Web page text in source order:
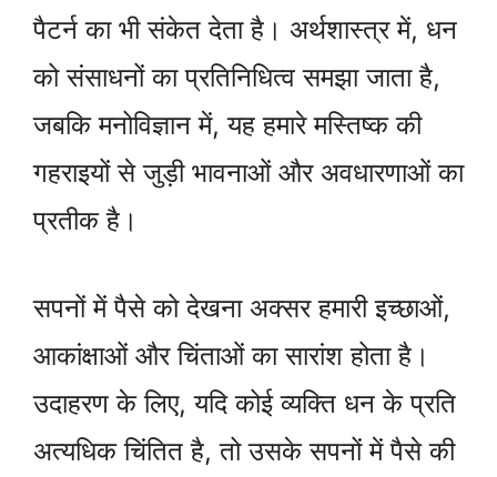
पैटर्न का भी संकेत देता है। अर्थशास्त्र में, धन
को संसाधनों का प्रतिनिधित्व समझा जाता है,
जबकि मनोविज्ञान में, यह हमारे मस्तिष्क की
गहराइयों से जुड़ी भावनाओं और अवधारणाओं का
प्रतीक है।
सपनों में पैसे को देखना अक्सर हमारी इच्छाओं,
आकांक्षाओं और चिंताओं का सारांश होता है।
उदाहरण के लिए, यदि कोई व्यक्ति धन के प्रति
अत्यधिक चिंतित है, तो उसके सपनों में पैसे की